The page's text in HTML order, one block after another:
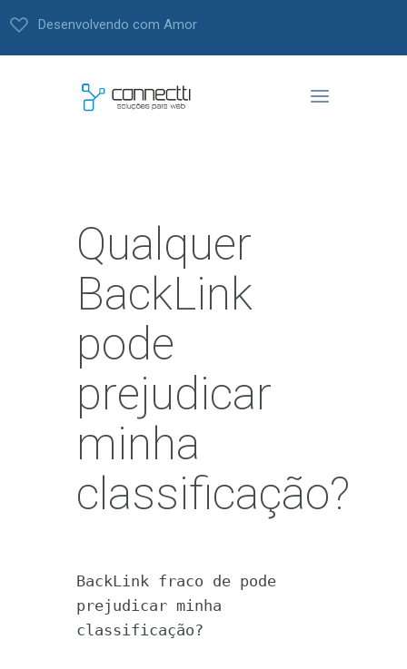
Desenvolvendo com Amor
Qualquer
BackLink
pode
prejudicar
minha
classificação?
BackLink fraco de pode
prejudicar minha
classificação?